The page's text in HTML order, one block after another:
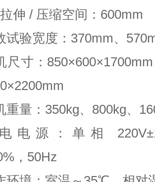
伸 / 压缩空间：600mm
试验宽度：370mm、
尺寸：
重量：350kg、800kg、
电源：单相
，50Hz